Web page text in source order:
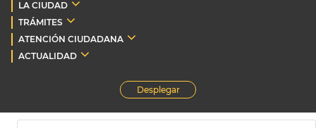
LA CIUDAD
TRÁMITES
ATENCIÓN CIUDADANA
ACTUALIDAD
Desplegar